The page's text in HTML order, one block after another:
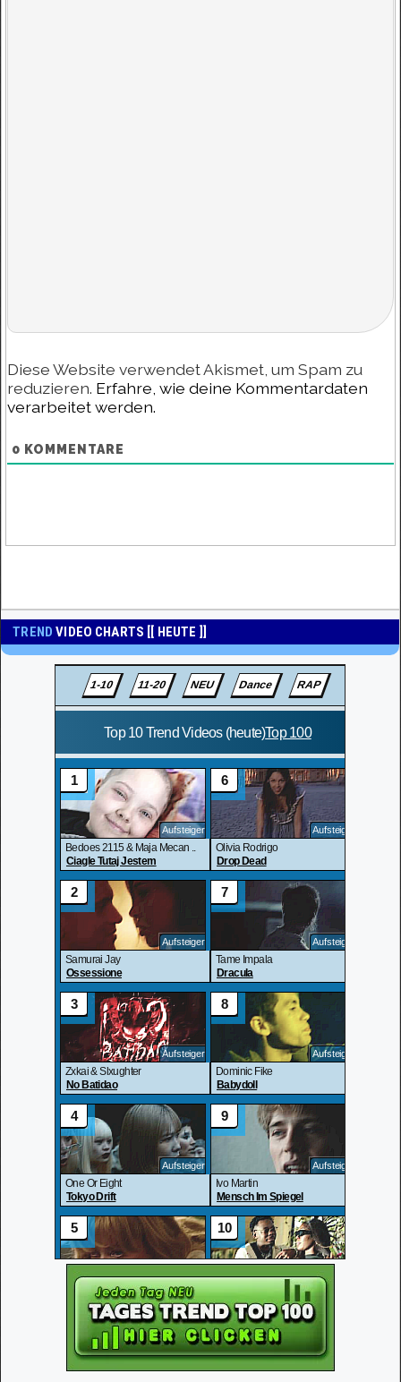
Diese Website verwendet Akismet, um Spam zu
reduzieren. Erfahre, wie deine Kommentardaten
verarbeitet werden.
0 KOMMENTARE
TRENDVIDEO CHARTS [[ HEUTE ]]